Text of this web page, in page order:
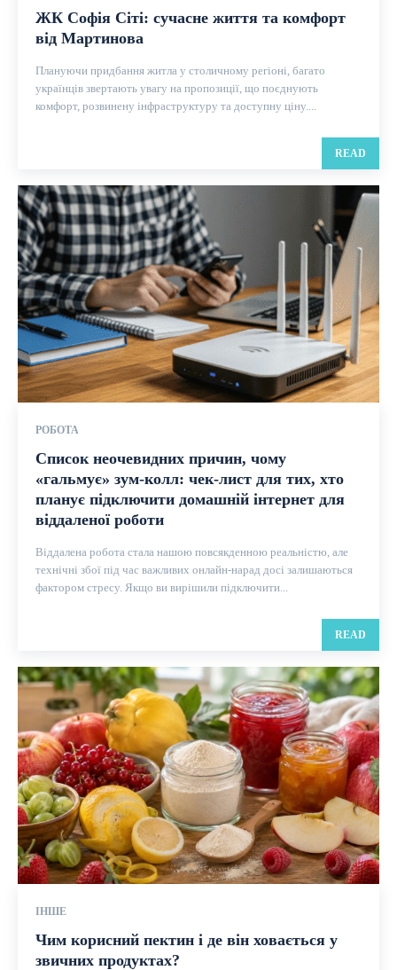
ЖК Софія Сіті: сучасне життя та комфорт
від Мартинова
Плануючи придбання житла у столичному регіоні, багато
українців звертають увагу на пропозиції, що поєднують
комфорт, розвинену інфраструктуру та доступну ціну....
READ
РОБОТА
Список неочевидних причин, чому
«гальмує» зум-колл: чек-лист для тих, хто
планує підключити домашній інтернет для
віддаленої роботи
Віддалена робота стала нашою повсякденною реальністю, але
технічні збої під час важливих онлайн-нарад досі залишаються
фактором стресу. Якщо ви вирішили підключити...
READ
ІНШЕ
Чим корисний пектин і де він ховається у
звичних продуктах?